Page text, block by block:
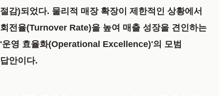
절감)되었다. 물리적 매장 확장이 제한적인 상황에서
회전율(Turnover Rate)을 높여 매출 성장을 견인하는
'운영 효율화(Operational Excellence)'의 모범
답안이다.